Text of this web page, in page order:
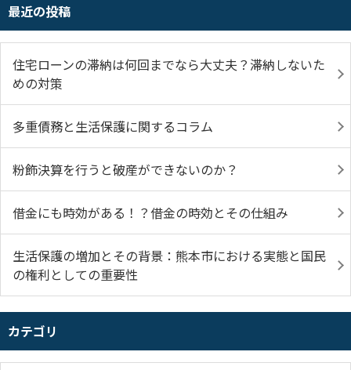
最近の投稿
住宅ローンの滞納は何回までなら大丈夫？滞納しないた
めの対策
多重債務と生活保護に関するコラム
粉飾決算を行うと破産ができないのか？
借金にも時効がある！？借金の時効とその仕組み
生活保護の増加とその背景：熊本市における実態と国民
の権利としての重要性
カテゴリ